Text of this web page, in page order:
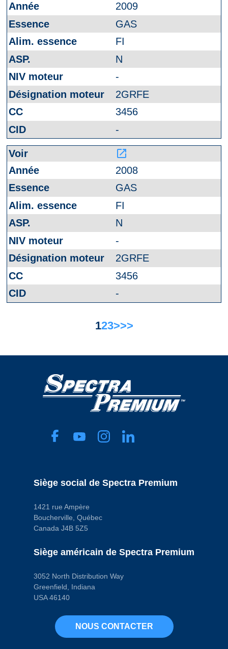
2009
GAS
FI
N
-
2GRFE
3456
-
launch
2008
GAS
FI
N
-
2GRFE
3456
-
123>>>
Siège social de Spectra Premium
1421 rue Ampère
Boucherville, Québec
Canada J4B 5Z5
Siège américain de Spectra Premium
3052 North Distribution Way
Greenfield, Indiana
USA 46140
NOUS CONTACTER